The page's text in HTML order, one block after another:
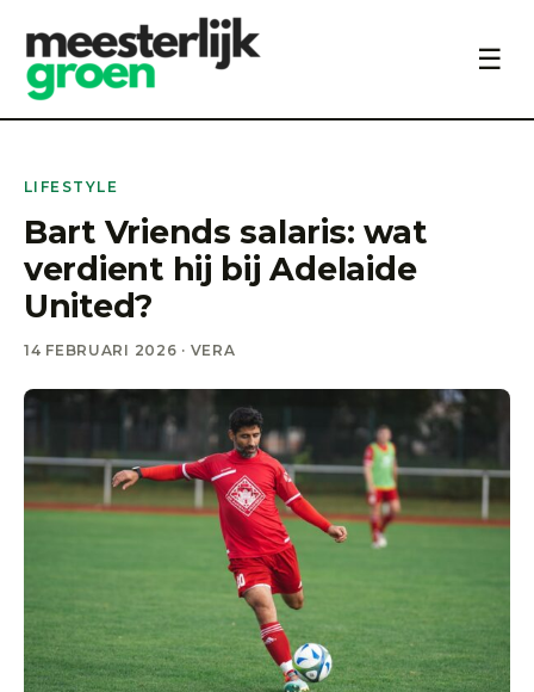
☰
LIFESTYLE
Bart Vriends salaris: wat
verdient hij bij Adelaide
United?
14 FEBRUARI 2026 · VERA